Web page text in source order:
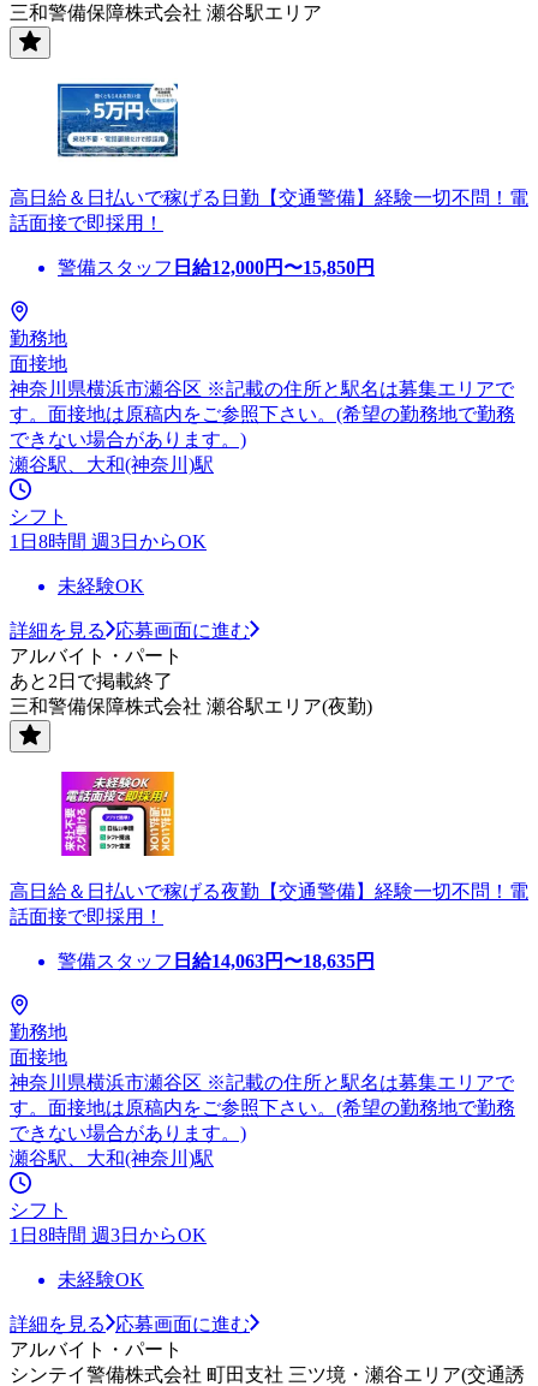
三和警備保障株式会社 瀬谷駅エリア
高日給＆日払いで稼げる日勤【交通警備】経験一切不問！電
話面接で即採用！
警備スタッフ 日給12,000円〜15,850円
勤務地
面接地
神奈川県横浜市瀬谷区 ※記載の住所と駅名は募集エリアで
す。面接地は原稿内をご参照下さい。(希望の勤務地で勤務
できない場合があります。)
瀬谷駅、大和(神奈川)駅
シフト
1日8時間 週3日からOK
未経験OK
詳細を見る
応募画面に進む
アルバイト・パート
あと2日で掲載終了
三和警備保障株式会社 瀬谷駅エリア(夜勤)
高日給＆日払いで稼げる夜勤【交通警備】経験一切不問！電
話面接で即採用！
警備スタッフ 日給14,063円〜18,635円
勤務地
面接地
神奈川県横浜市瀬谷区 ※記載の住所と駅名は募集エリアで
す。面接地は原稿内をご参照下さい。(希望の勤務地で勤務
できない場合があります。)
瀬谷駅、大和(神奈川)駅
シフト
1日8時間 週3日からOK
未経験OK
詳細を見る
応募画面に進む
アルバイト・パート
シンテイ警備株式会社 町田支社 三ツ境・瀬谷エリア(交通誘